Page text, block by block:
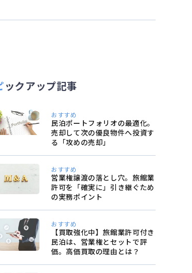
ピックアップ記事
おすすめ
民泊ポートフォリオの最適化。
売却して次の優良物件へ投資す
る「攻めの売却」
おすすめ
営業権譲渡の落とし穴。旅館業
許可を「確実に」引き継ぐため
の実務ポイント
おすすめ
【買取強化中】旅館業許可付き
民泊は、営業権とセットで評
価。高価買取の理由とは？